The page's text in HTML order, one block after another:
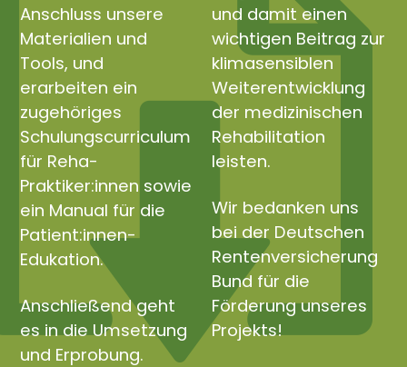
Anschluss unsere
Materialien und
Tools, und
erarbeiten ein
zugehöriges
Schulungscurriculum
für Reha-
Praktiker:innen sowie
ein Manual für die
Patient:innen-
Edukation.
Anschließend geht
es in die Umsetzung
und Erprobung.
und damit einen
wichtigen Beitrag zur
klimasensiblen
Weiterentwicklung
der medizinischen
Rehabilitation
leisten.
Wir bedanken uns
bei der Deutschen
Rentenversicherung
Bund für die
Förderung unseres
Projekts!